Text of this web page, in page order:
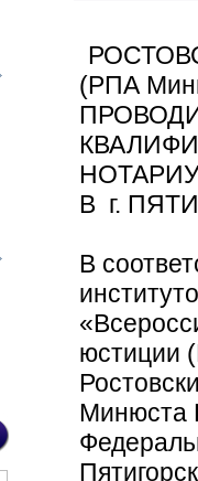
(РПА
В г.
В
юстиции
Минюста